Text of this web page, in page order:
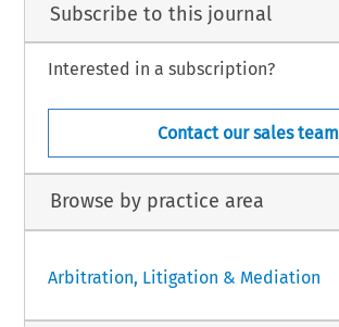
Subscribe to this journal
Interested in a subscription?
Contact our sales team
Browse by practice area
Arbitration, Litigation & Mediation